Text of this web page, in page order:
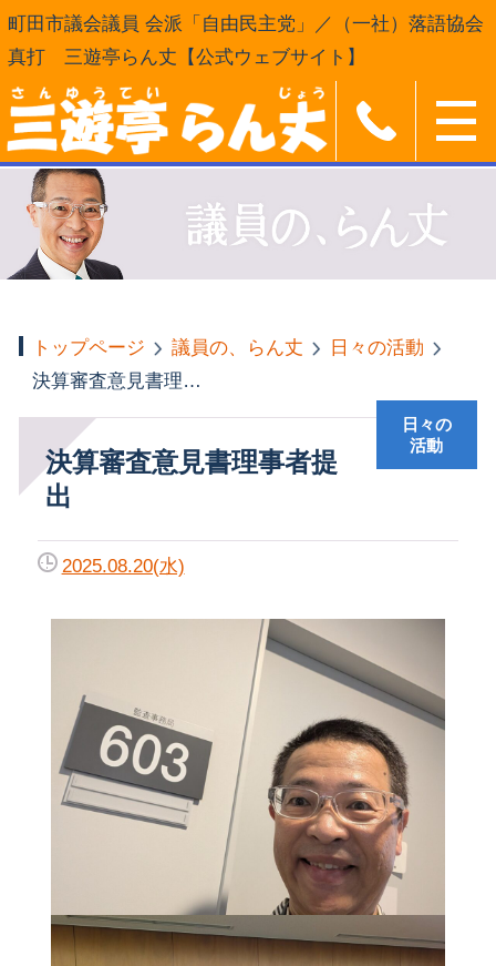
町田市議会議員 会派「自由民主党」／（一社）落語協会
真打 三遊亭らん丈【公式ウェブサイト】
トップページ 議員の、らん丈
日々の活動
決算審査意見書理事者提出
決算審査意見書理事者提
出
日々の
活動
2025.08.20(水)